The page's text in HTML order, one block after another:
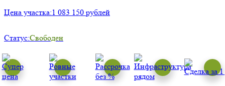
Цена участка:1 083 150 рублей
Статус:Свободен